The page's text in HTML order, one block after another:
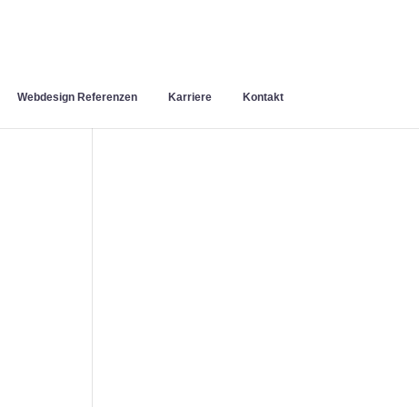
Webdesign Referenzen Karriere Kontakt